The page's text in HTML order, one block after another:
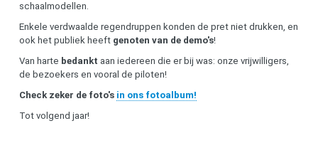
schaalmodellen.
Enkele verdwaalde regendruppen konden de pret niet drukken, en
ook het publiek heeft genoten van de demo's!
Van harte bedankt aan iedereen die er bij was: onze vrijwilligers,
de bezoekers en vooral de piloten!
Check zeker de foto's in ons fotoalbum!
Tot volgend jaar!